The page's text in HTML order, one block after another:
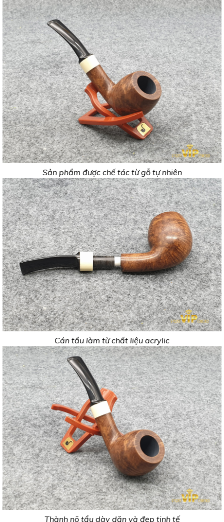
Sản phẩm được chế tác từ gỗ tự nhiên
Cán tẩu làm từ chất liệu acrylic
Thành nõ tẩu dày dặn và đẹp tinh tế